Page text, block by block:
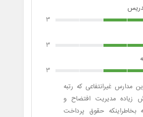
3
3
3
مدارس غیرانتفاعی که رتبه
زیاده مدیریت افتضاح و
بخاطراینکه حقوق پرداخت